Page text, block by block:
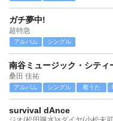
ガチ夢中!
超特急
アルバム シングル
南谷ミュージック・シティ
桑田 佳祐
アルバム シングル 着うた
survival dAnce